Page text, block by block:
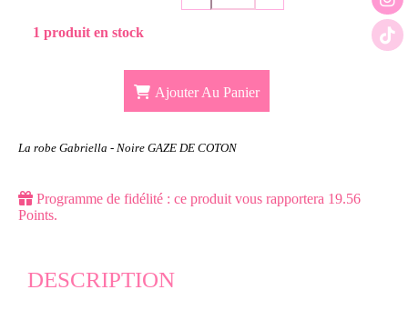
1 produit en stock
Ajouter Au Panier
La robe Gabriella - Noire GAZE DE COTON
Programme de fidélité : ce produit vous rapportera 19.56
Points.
DESCRIPTION